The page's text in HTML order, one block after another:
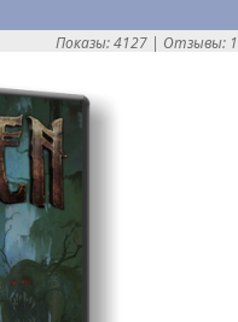
Показы: 4127 | Отзывы: 1